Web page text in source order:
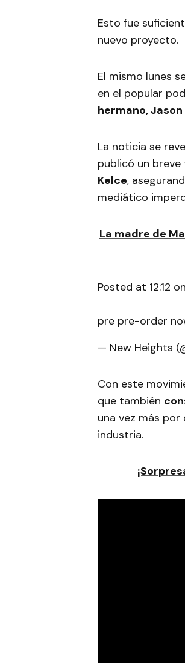
Esto fue
nuevo proyecto.
El mismo lunes
en el popular
hermano, Jason
La noticia se
publicó un
Kelce,
mediático
La madre de
Posted at 12:12
pre pre-order
— New Heights
Con este
que también
una vez más
industria.